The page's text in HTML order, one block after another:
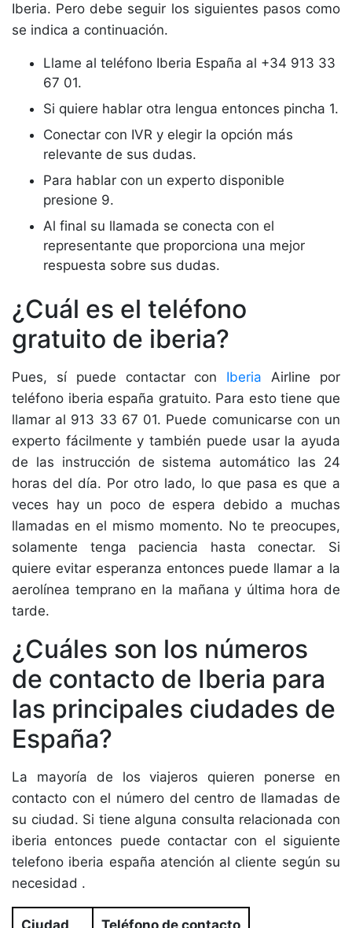
Iberia. Pero debe seguir los siguientes pasos como
se indica a continuación.
Llame al teléfono Iberia España al +34 913 33
67 01.
Si quiere hablar otra lengua entonces pincha 1.
Conectar con IVR y elegir la opción más
relevante de sus dudas.
Para hablar con un experto disponible
presione 9.
Al final su llamada se conecta con el
representante que proporciona una mejor
respuesta sobre sus dudas.
¿Cuál es el teléfono
gratuito de iberia?
Pues, sí puede contactar con Iberia Airline por
teléfono iberia españa gratuito. Para esto tiene que
llamar al 913 33 67 01. Puede comunicarse con un
experto fácilmente y también puede usar la ayuda
de las instrucción de sistema automático las 24
horas del día. Por otro lado, lo que pasa es que a
veces hay un poco de espera debido a muchas
llamadas en el mismo momento. No te preocupes,
solamente tenga paciencia hasta conectar. Si
quiere evitar esperanza entonces puede llamar a la
aerolínea temprano en la mañana y última hora de
tarde.
¿Cuáles son los números
de contacto de Iberia para
las principales ciudades de
España?
La mayoría de los viajeros quieren ponerse en
contacto con el número del centro de llamadas de
su ciudad. Si tiene alguna consulta relacionada con
iberia entonces puede contactar con el siguiente
telefono iberia españa atención al cliente según su
necesidad .
Ciudad Teléfono de contacto